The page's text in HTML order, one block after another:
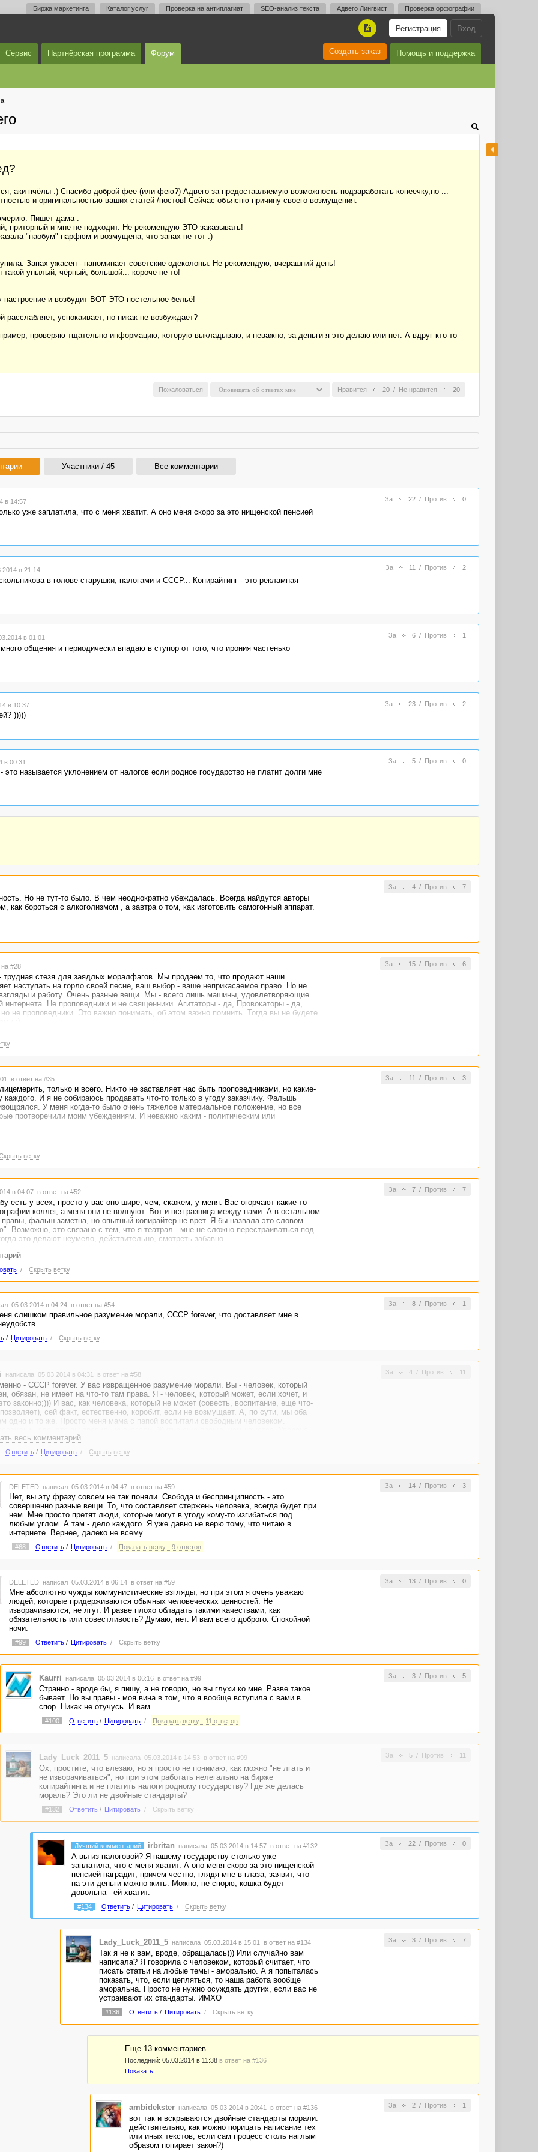
Биржа маркетинга Каталог услуг Проверка на антиплагиат SEO-анализ текста Адвего Лингвист Проверка орфографии
Вход
Регистрация
A
Сервис Партнёрская программа Форум Помощь и поддержка
Создать заказ
аки пчёлы :) Спасибо доброй фее (или фею?) Адвего за предоставляемую возможность подзаработать копеечку,но ...
и оригинальностью ваших статей /постов! Сейчас объясню причину своего возмущения.
Пишет дама :
приторный и мне не подходит. Не рекомендую ЭТО заказывать!
"наобум" парфюм и возмущена, что запах не тот :)
Запах ужасен - напоминает советские одеколоны. Не рекомендую, вчерашний день!
унылый, чёрный, большой... короче не то!
и возбудит ВОТ ЭТО постельное бельё!
успокаивает, но никак не возбуждает?
проверяю тщательно информацию, которую выкладываю, и неважно, за деньги я это делаю или нет. А вдруг кто-то
Нравится 20 / Не нравится 20
Пожаловаться
Участники / 45 Все комментарии
За 22/ Против 0
в 14:57
уже заплатила, что с меня хватит. А оно меня скоро за это нищенской пенсией
За 11 / Против 2
в 21:14
в голове старушки, налогами и СССР... Копирайтинг - это рекламная
За 6/ Против 1
в 01:01
общения и периодически впадаю в ступор от того, что ирония частенько
За 23/ Против 2
в 10:37
)))))
За 5/ Против 0
в 00:31
называется уклонением от налогов если родное государство не платит долги мне
За 4/ Против 7
Но не тут-то было. В чем неоднократно убеждалась. Всегда найдутся авторы
бороться с алкоголизмом , а завтра о том, как изготовить самогонный аппарат.
За 15/ Против 6
на #28
трудная стезя для заядлых моралфагов. Мы продаем то, что продают наши
наступать на горло своей песне, ваш выбор - ваше неприкасаемое право. Но не
и работу. Очень разные вещи. Мы - всего лишь машины, удовлетворяющие
Не проповедники и не священники. Агитаторы - да, Провокаторы - да,
не проповедники. Это важно понимать, об этом важно помнить. Тогда вы не будете
За 11 / Против 3
в ответ на #35
только и всего. Никто не заставляет нас быть проповедниками, но какие-
И я не собираюсь продавать что-то только в угоду заказчику. Фальшь
У меня когда-то было очень тяжелое материальное положение, но все
протворечили моим убеждениям. И неважно каким - политическим или
ветку
За 7/ Против 7
в 04:07 в ответ на #52
есть у всех, просто у вас оно шире, чем, скажем, у меня. Вас огорчают какие-то
коллег, а меня они не волнуют. Вот и вся разница между нами. А в остальном
фальш заметна, но опытный копирайтер не врет. Я бы назвала это словом
Возможно, это связано с тем, что я театрал - мне не сложно перестраиваться под
это делают неумело, действительно, смотреть забавно.
разумение морали. А, может, это у меня. Как знать.))
/ Скрыть ветку
За 8/ Против 1
05.03.2014 в 04:24 в ответ на #54
слишком правильное разумение морали, СССР forever, что доставляет мне в
/ Цитировать / Скрыть ветку
За 4/ Против 11
написала 05.03.2014 в 04:31 в ответ на #58
- СССР forever. У вас извращенное разумение морали. Вы - человек, который
обязан, не имеет на что-то там права. Я - человек, который может, если хочет, и
законно;))) И вас, как человека, который не может (совесть, воспитание, еще что-
сей факт, естественно, коробит, если не возмущает. А, по сути, мы оба
одно и то же. Просто меня мама с папой воспитали свободным человеком.
и без меня хорошо знаете.)) добра.)
весь комментарий
Ответить/ Цитировать / Скрыть ветку
За 14/ Против 3
DELETED написал 05.03.2014 в 04:47 в ответ на #59
Нет, вы эту фразу совсем не так поняли. Свобода и беспринципность - это
совершенно разные вещи. То, что составляет стержень человека, всегда будет при
нем. Мне просто претят люди, которые могут в угоду кому-то изгибаться под
любым углом. А там - дело каждого. Я уже давно не верю тому, что читаю в
интернете. Вернее, далеко не всему.
#68 Ответить/ Цитировать / Показать ветку - 9 ответов
За 13/ Против 0
DELETED написал 05.03.2014 в 06:14 в ответ на #59
Мне абсолютно чужды коммунистические взгляды, но при этом я очень уважаю
людей, которые придерживаются обычных человеческих ценностей. Не
изворачиваются, не лгут. И разве плохо обладать такими качествами, как
обязательность или совестливость? Думаю, нет. И вам всего доброго. Спокойной
ночи.
#99 Ответить/ Цитировать / Скрыть ветку
За 3/ Против 5
Kaurri написала 05.03.2014 в 06:16 в ответ на #99
Странно - вроде бы, я пишу, а не говорю, но вы глухи ко мне. Разве такое
бывает. Но вы правы - моя вина в том, что я вообще вступила с вами в
спор. Никак не отучусь. И вам.
#100 Ответить/ Цитировать / Показать ветку - 11 ответов
За 5/ Против 11
Lady_Luck_2011_5 написала 05.03.2014 в 14:53 в ответ на #99
Ох, простите, что влезаю, но я просто не понимаю, как можно "не лгать и
не изворачиваться", но при этом работать нелегально на бирже
копирайтинга и не платить налоги родному государству? Где же делась
мораль? Это ли не двойные стандарты?
#132 Ответить/ Цитировать / Скрыть ветку
За 22/ Против 0
Лучший комментарий irbritan написала 05.03.2014 в 14:57 в ответ на #132
А вы из налоговой? Я нашему государству столько уже
заплатила, что с меня хватит. А оно меня скоро за это нищенской
пенсией наградит, причем честно, глядя мне в глаза, заявит, что
на эти деньги можно жить. Можно, не спорю, кошка будет
довольна - ей хватит.
#134 Ответить/ Цитировать / Скрыть ветку
За 3/ Против 7
Lady_Luck_2011_5 написала 05.03.2014 в 15:01 в ответ на #134
Так я не к вам, вроде, обращалась))) Или случайно вам
написала? Я говорила с человеком, который считает, что
писать статьи на любые темы - аморально. А я попыталась
показать, что, если цепляться, то наша работа вообще
аморальна. Просто не нужно осуждать других, если вас не
устраивают их стандарты. ИМХО
#136 Ответить/ Цитировать / Скрыть ветку
Еще 13 комментариев
Последний: 05.03.2014 в 11:38 в ответ на #136
Показать
За 2/ Против 1
ambidekster написала 05.03.2014 в 20:41 в ответ на #136
вот так и вскрываются двойные стандарты морали.
действительно, как можно порицать написание тех
или иных текстов, если сам процесс столь наглым
образом попирает закон?)